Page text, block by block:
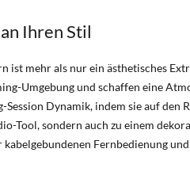
Ihren Stil
ist mehr als nur ein ästhetisches
Umgebung und schaffen eine
Dynamik, indem sie auf den
Tool, sondern auch zu einem
Fernbedienung